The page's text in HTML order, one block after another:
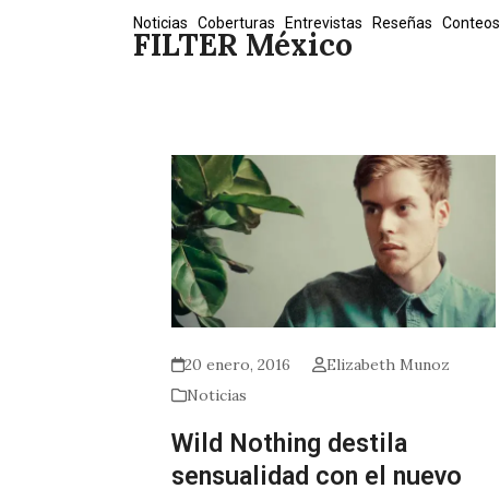
FILTER México
Noticias Coberturas Entrevistas Reseñas Conteos
20 enero, 2016
Elizabeth Munoz
Noticias
Wild Nothing destila
sensualidad con el nuevo